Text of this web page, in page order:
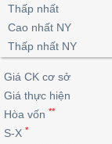
lỗ
dịch
nội
Niên
giám
Định
giá
ngoài
doanh
dịch
Chứng
quyền
quan
Thống
Thống
giao
dịch
Tin
tức
Phân
tích
kỹ
thuật
trực
tuyến
Vĩ
mô
lai
Chứng
quyền
Trái
phiếu
IR
Awards
tạo
Thấp nhất
Cao nhất NY
Thấp nhất NY
Giá CK cơ sở
Giá thực hiện
Hòa vốn **
S-X *
BẤT
ĐỘNG
SẢN
TÀI
CHÍNH